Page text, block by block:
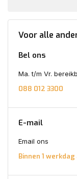
Voor alle
Bel ons
Ma. t/m Vr.
088 012 3300
E-mail
Email ons
Binnen 1